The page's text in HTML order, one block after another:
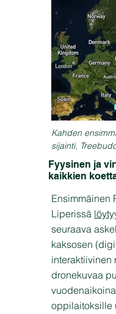
Kahden
sijainti,
Fyysinen ja
kaikkien
Liperissä
seuraava
kaksosen
interaktiivinen
dronekuvaa
oppilaitoksille